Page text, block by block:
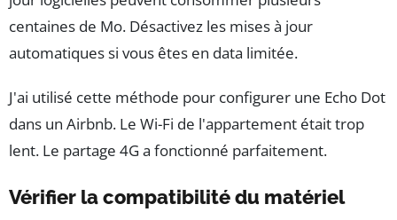
centaines de Mo. Désactivez les mises à jour
automatiques si vous êtes en data limitée.
J'ai utilisé cette méthode pour configurer une Echo Dot
dans un Airbnb. Le Wi-Fi de l'appartement était trop
lent. Le partage 4G a fonctionné parfaitement.
Vérifier la compatibilité du matériel